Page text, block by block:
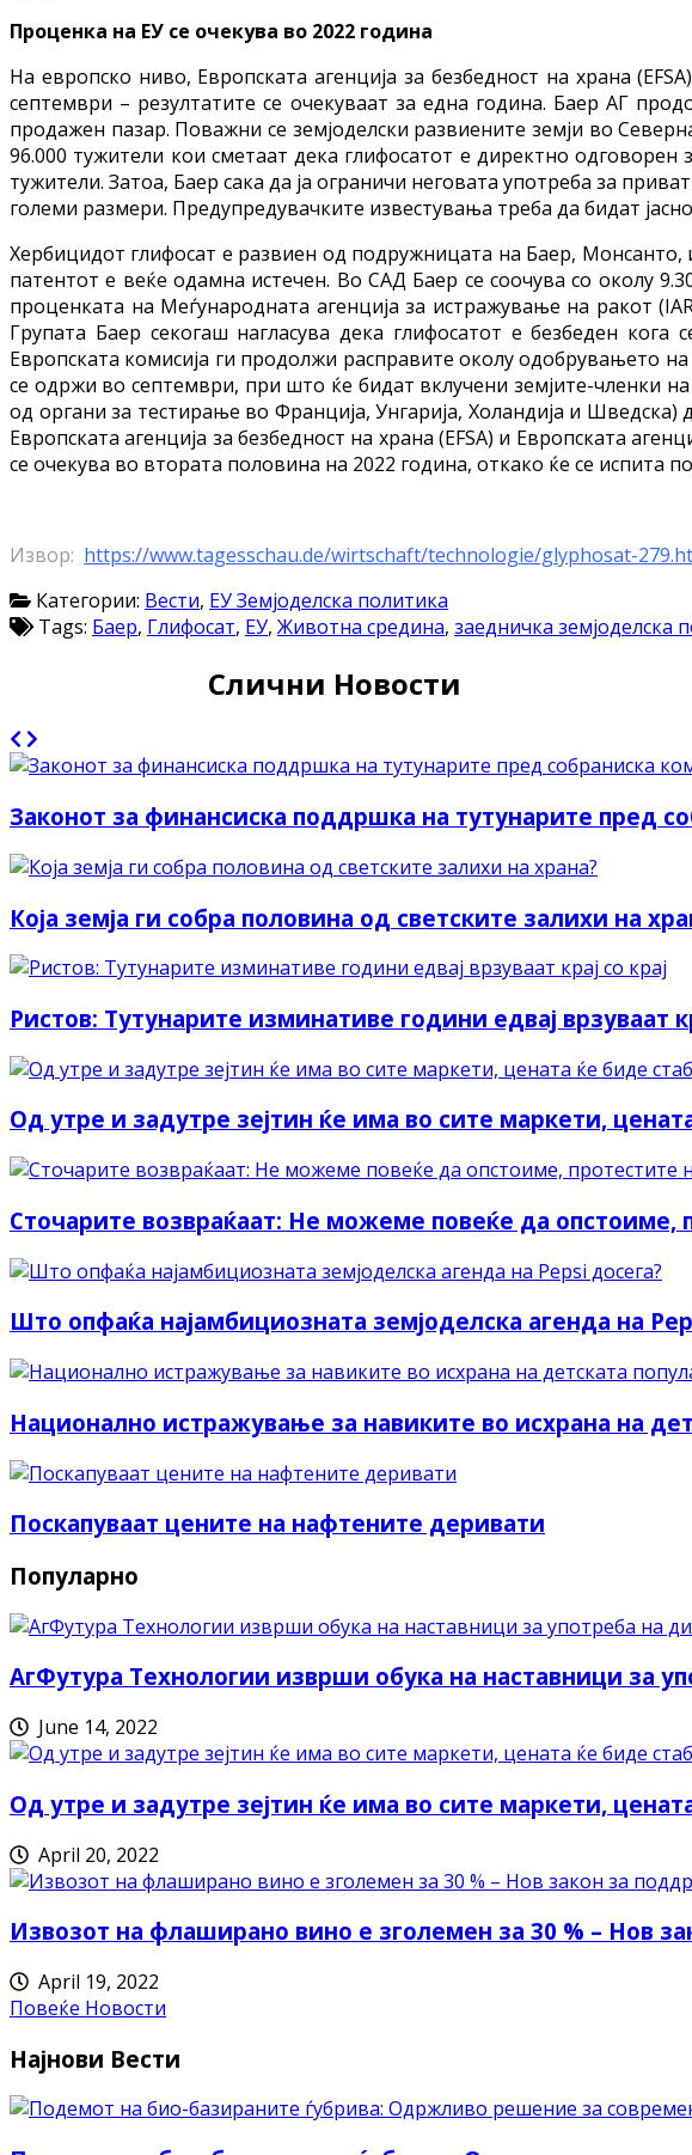
Проценка на ЕУ се очекува во 2022 година
На европско ниво, Европската агенција за безбедност на храна
септември – резултатите се очекуваат за една година. Баер АГ
продажен пазар. Поважни се земјоделски развиените земји во
96.000 тужители кои сметаат дека глифосатот е директно
тужители. Затоа, Баер сака да ја ограничи неговата употреба за
големи размери. Предупредувачките известувања треба да бидат
Хербицидот глифосат е развиен од подружницата на Баер,
патентот е веќе одамна истечен. Во САД Баер се соочува со околу
проценката на Меѓународната агенција за истражување на ракот
Групата Баер секогаш нагласува дека глифосатот е безбеден
Европската комисија ги продолжи расправите околу одобрувањето
се одржи во септември, при што ќе бидат вклучени земјите-членки
од органи за тестирање во Франција, Унгарија, Холандија и
Европската агенција за безбедност на храна (EFSA) и Европската
се очекува во втората половина на 2022 година, откако ќе се испита
Извор: https://www.tagesschau.de/wirtschaft/technologie/glyphosat-
Категории: Вести, ЕУ Земјоделска политика
Tags: Баер, Глифосат, ЕУ, Животна средина, заедничка земјоделска
Слични Новости
Законот за финансиска поддршка на тутунарите пред
Која земја ги собра половина од светските залихи на
Ристов: Тутунарите изминативе години едвај врзуваат
Од утре и задутре зејтин ќе има во сите маркети,
Сточарите возвраќаат: Не можеме повеќе да опстоиме,
Што опфаќа најамбициозната земјоделска агенда на
Национално истражување за навиките во исхрана на
Поскапуваат цените на нафтените деривати
Популарно
АгФутура Технологии изврши обука на наставници за
June 14, 2022
Од утре и задутре зејтин ќе има во сите маркети,
April 20, 2022
Извозот на флаширано вино е зголемен за 30 % – Нов
April 19, 2022
Повеќе Новости
Најнови Вести